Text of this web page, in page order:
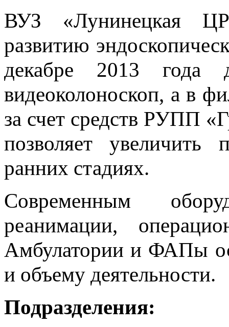
ВУЗ «Лунинецкая
развитию
декабре 2013 года
видеоколоноскоп, а в
за счет средств РУПП
позволяет увеличить
ранних стадиях.
Современным
реанимации,
Амбулатории и ФАПы
и объему деятельности.
Подразделения: